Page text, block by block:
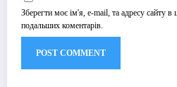
Зберегти моє ім'я, e-mail, та адресу сайту в
подальших коментарів.